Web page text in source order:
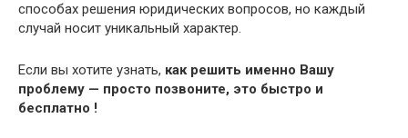
способах решения юридических вопросов, но каждый
случай носит уникальный характер.
Если вы хотите узнать, как решить именно Вашу
проблему — просто позвоните, это быстро и
бесплатно !